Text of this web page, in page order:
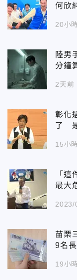
何欣
20小
陸男
分鐘
2天前
彰化
了
15小
「
最大
2023/
苗栗
9名
19小